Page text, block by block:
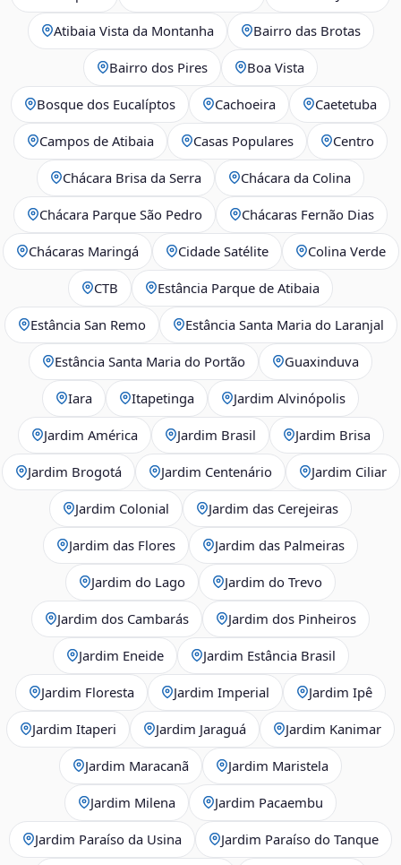
Atibaia Vista da Montanha Bairro das Brotas
Bairro dos Pires Boa Vista
Bosque dos Eucalíptos Cachoeira Caetetuba
Campos de Atibaia Casas Populares Centro
Chácara Brisa da Serra Chácara da Colina
Chácara Parque São Pedro Chácaras Fernão Dias
Chácaras Maringá Cidade Satélite Colina Verde
CTB Estância Parque de Atibaia
Estância San Remo Estância Santa Maria do Laranjal
Estância Santa Maria do Portão Guaxinduva
Iara Itapetinga Jardim Alvinópolis
Jardim América Jardim Brasil Jardim Brisa
Jardim Brogotá Jardim Centenário Jardim Ciliar
Jardim Colonial Jardim das Cerejeiras
Jardim das Flores Jardim das Palmeiras
Jardim do Lago Jardim do Trevo
Jardim dos Cambarás Jardim dos Pinheiros
Jardim Eneide Jardim Estância Brasil
Jardim Floresta Jardim Imperial Jardim Ipê
Jardim Itaperi Jardim Jaraguá Jardim Kanimar
Jardim Maracanã Jardim Maristela
Jardim Milena Jardim Pacaembu
Jardim Paraíso da Usina Jardim Paraíso do Tanque